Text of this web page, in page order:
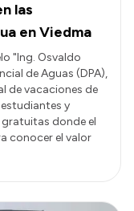
las
en Viedma
"Ing. Osvaldo
de Aguas (DPA),
de vacaciones de
y
donde el
conocer el valor